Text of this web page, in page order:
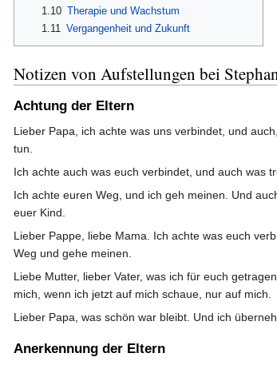
1.10 Therapie und Wachstum
1.11
Vergangenheit und Zukunft
Notizen von Aufstellungen bei
Achtung der Eltern
Lieber Papa, ich achte was uns verbindet, und
tun.
Ich achte auch was euch verbindet, und auch was
Ich achte euren Weg, und ich geh meinen. Und
euer Kind.
Lieber Pappe, liebe Mama. Ich achte was euch
Weg und gehe meinen.
Liebe Mutter, lieber Vater, was ich für euch
mich, wenn ich jetzt auf mich schaue, nur auf mich.
Lieber Papa, was schön war bleibt. Und ich
Anerkennung der Eltern